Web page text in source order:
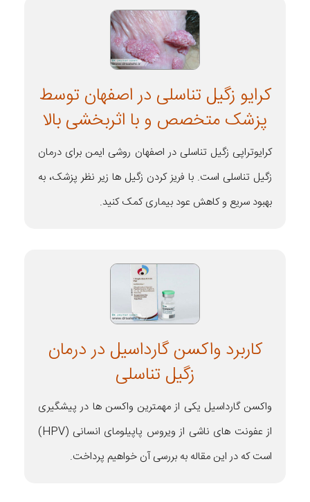
کرایو زگیل تناسلی در اصفهان توسط
پزشک متخصص و با اثربخشی بالا
کرایوتراپی زگیل تناسلی در اصفهان روشی ایمن برای درمان
زگیل تناسلی است. با فریز کردن زگیل ها زیر نظر پزشک، به
بهبود سریع و کاهش عود بیماری کمک کنید.
کاربرد واکسن گارداسیل در درمان
زگیل تناسلی
واکسن گارداسیل یکی از مهمترین واکسن ها در پیشگیری
از عفونت های ناشی از ویروس پاپیلومای انسانی (HPV)
است که در این مقاله به بررسی آن خواهیم پرداخت.